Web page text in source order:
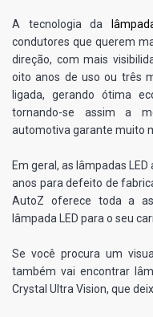
A tecnologia da
condutores que querem
direção, com mais
oito anos de uso ou três
ligada, gerando ótima
tornando-se assim a
automotiva garante muito
Em geral, as lâmpadas
anos para defeito de
AutoZ oferece toda a
lâmpada LED para o seu
Se você procura um
também vai encontrar
Crystal Ultra Vision, que